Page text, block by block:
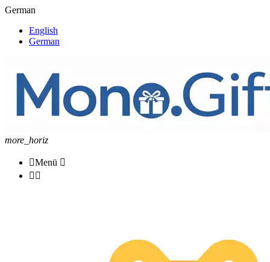
German
English
German
more_horiz
Menü 
 